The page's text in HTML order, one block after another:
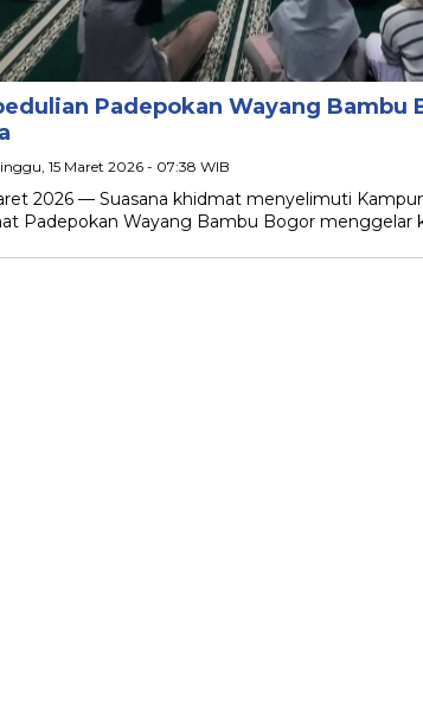
Padepokan Wayang Bambu
15 Maret 2026 - 07:38 WIB
2026 — Suasana khidmat menyelimuti
Padepokan Wayang Bambu Bogor menggelar